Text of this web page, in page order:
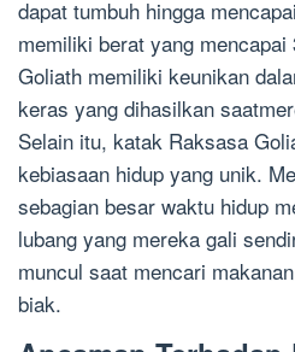
dapat tumbuh hingga
memiliki berat yang
Goliath memiliki keunikan
keras yang dihasilkan
Selain itu, katak Raksasa
kebiasaan hidup yang unik.
sebagian besar waktu hidup
lubang yang mereka gali
muncul saat mencari
biak.